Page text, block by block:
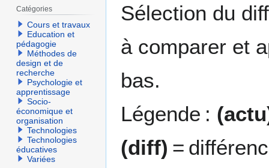
navigation
recherche
Sélection du
à comparer et
bas.
Légende :
(diff) =
Catégories
Cours et travaux
Education et
pédagogie
Méthodes de
design et de
recherche
Psychologie et
apprentissage
Socio-
économique et
organisation
Technologies
Technologies
éducatives
Variées